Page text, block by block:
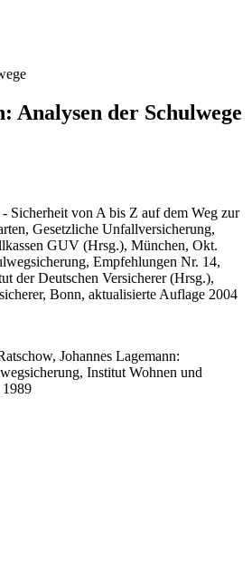
Analysen der Schulwege
Sicherheit von A bis Z auf dem Weg zur
Gesetzliche Unfallversicherung,
GUV (Hrsg.), München, Okt.
Empfehlungen Nr. 14,
der Deutschen Versicherer (Hrsg.),
Bonn, aktualisierte Auflage 2004
Johannes Lagemann:
Institut Wohnen und